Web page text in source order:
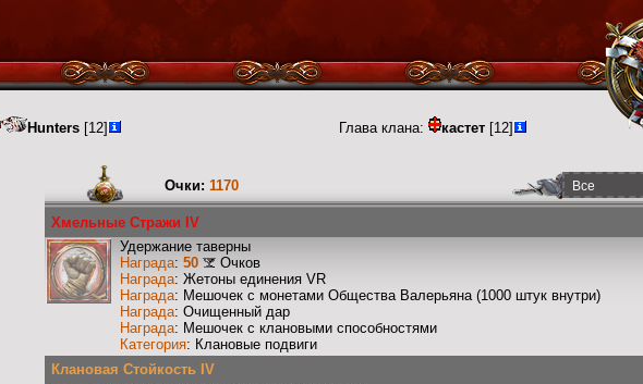
Hunters [12] Глава клана: кастет [12]
Очки: 1170
Хмельные Стражи IV
Удержание таверны
Награда: 50
Очков
Награда: Жетоны единения VR
Награда: Мешочек с монетами Общества Валерьяна (1000 штук внутри)
Награда: Очищенный дар
Награда: Мешочек с клановыми способностями
Категория: Клановые подвиги
Клановая Стойкость IV